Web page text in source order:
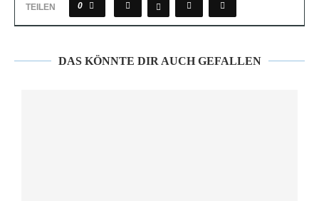
TEILEN 0
DAS KÖNNTE DIR AUCH GEFALLEN